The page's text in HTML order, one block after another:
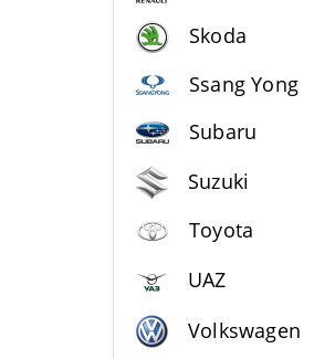
Skoda
Ssang Yong
Subaru
Suzuki
Toyota
UAZ
Volkswagen